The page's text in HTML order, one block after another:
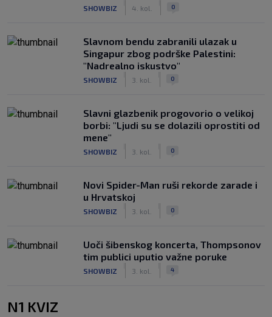
SHOWBIZ 4. kol. 0
Slavnom bendu zabranili ulazak u
Singapur zbog podrške Palestini:
"Nadrealno iskustvo"
SHOWBIZ 3. kol. 0
Slavni glazbenik progovorio o velikoj
borbi: "Ljudi su se dolazili oprostiti od
mene"
SHOWBIZ 3. kol. 0
Novi Spider-Man ruši rekorde zarade i
u Hrvatskoj
SHOWBIZ 3. kol. 0
Uoči šibenskog koncerta, Thompsonov
tim publici uputio važne poruke
SHOWBIZ 3. kol. 4
N1 KVIZ